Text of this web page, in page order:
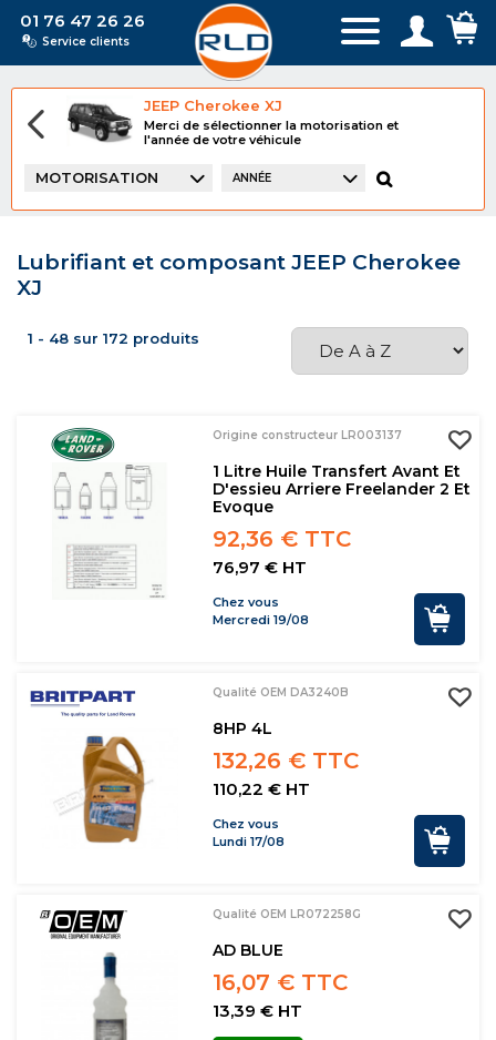
01 76 47 26 26
Service clients
JEEP Cherokee XJ
Merci de sélectionner la motorisation et
l'année de votre véhicule
MOTORISATION ANNÉE
Lubrifiant et composant JEEP Cherokee
XJ
1 - 48 sur 172 produits
Origine constructeur LR003137
1 Litre Huile Transfert Avant Et
D'essieu Arriere Freelander 2 Et
Evoque
92,36 € TTC
76,97 € HT
Chez vous
Mercredi 19/08
Qualité OEM DA3240B
8HP 4L
132,26 € TTC
110,22 € HT
Chez vous
Lundi 17/08
Qualité OEM LR072258G
AD BLUE
16,07 € TTC
13,39 € HT